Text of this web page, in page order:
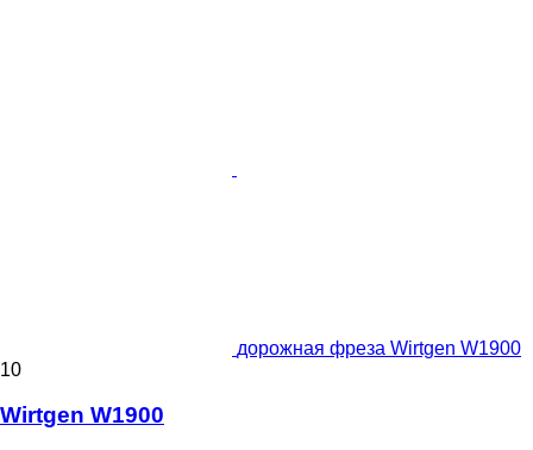
дорожная фреза Wirtgen W1900
10
Wirtgen W1900